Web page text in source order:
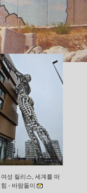
성 릴리스, 세계를 떠
- 바람돌이